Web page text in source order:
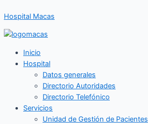
al
contenido
Hospital Macas
Inicio
Hospital
Datos generales
Directorio Autoridades
Directorio Telefónico
Servicios
Unidad de Gestión de Pacientes